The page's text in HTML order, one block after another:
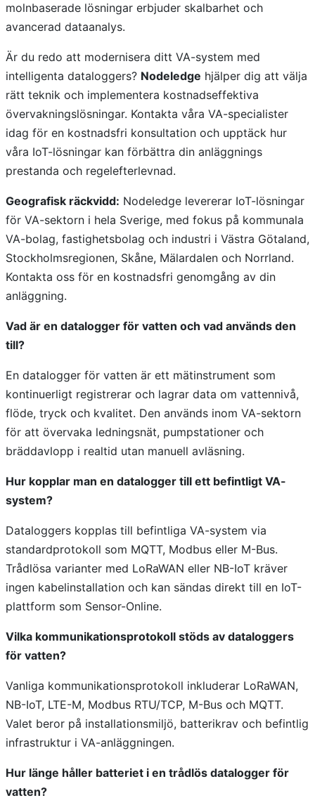
molnbaserade lösningar erbjuder skalbarhet och
avancerad dataanalys.
Är du redo att modernisera ditt VA-system med
intelligenta dataloggers? Nodeledge hjälper dig att välja
rätt teknik och implementera kostnadseffektiva
övervakningslösningar. Kontakta våra VA-specialister
idag för en kostnadsfri konsultation och upptäck hur
våra IoT-lösningar kan förbättra din anläggnings
prestanda och regelefterlevnad.
Geografisk räckvidd: Nodeledge levererar IoT-lösningar
för VA-sektorn i hela Sverige, med fokus på kommunala
VA-bolag, fastighetsbolag och industri i Västra Götaland,
Stockholmsregionen, Skåne, Mälardalen och Norrland.
Kontakta oss för en kostnadsfri genomgång av din
anläggning.
Vad är en datalogger för vatten och vad används den
till?
En datalogger för vatten är ett mätinstrument som
kontinuerligt registrerar och lagrar data om vattennivå,
flöde, tryck och kvalitet. Den används inom VA-sektorn
för att övervaka ledningsnät, pumpstationer och
bräddavlopp i realtid utan manuell avläsning.
Hur kopplar man en datalogger till ett befintligt VA-
system?
Dataloggers kopplas till befintliga VA-system via
standardprotokoll som MQTT, Modbus eller M-Bus.
Trådlösa varianter med LoRaWAN eller NB-IoT kräver
ingen kabelinstallation och kan sändas direkt till en IoT-
plattform som Sensor-Online.
Vilka kommunikationsprotokoll stöds av dataloggers
för vatten?
Vanliga kommunikationsprotokoll inkluderar LoRaWAN,
NB-IoT, LTE-M, Modbus RTU/TCP, M-Bus och MQTT.
Valet beror på installationsmiljö, batterikrav och befintlig
infrastruktur i VA-anläggningen.
Hur länge håller batteriet i en trådlös datalogger för
vatten?